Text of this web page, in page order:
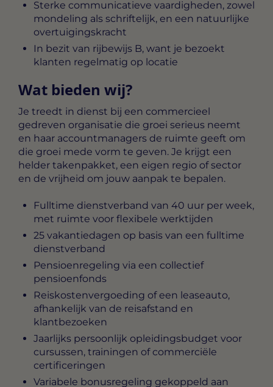
Sterke communicatieve vaardigheden, zowel
mondeling als schriftelijk, en een natuurlijke
overtuigingskracht
In bezit van rijbewijs B, want je bezoekt
klanten regelmatig op locatie
Wat bieden wij?
Je treedt in dienst bij een commercieel
gedreven organisatie die groei serieus neemt
en haar accountmanagers de ruimte geeft om
die groei mede vorm te geven. Je krijgt een
helder takenpakket, een eigen regio of sector
en de vrijheid om jouw aanpak te bepalen.
Fulltime dienstverband van 40 uur per week,
met ruimte voor flexibele werktijden
25 vakantiedagen op basis van een fulltime
dienstverband
Pensioenregeling via een collectief
pensioenfonds
Reiskostenvergoeding of een leaseauto,
afhankelijk van de reisafstand en
klantbezoeken
Jaarlijks persoonlijk opleidingsbudget voor
cursussen, trainingen of commerciële
certificeringen
Variabele bonusregeling gekoppeld aan